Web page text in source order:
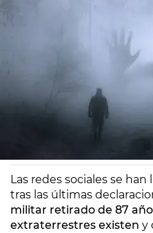
Las redes sociales se
tras las últimas
militar retirado de 87
extraterrestres existen y